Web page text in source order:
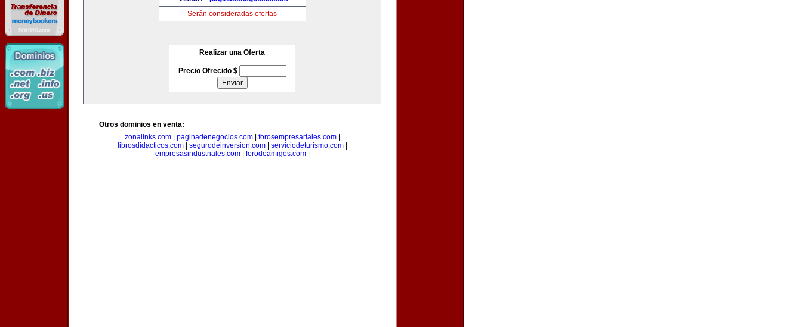
Serán consideradas ofertas
Realizar una Oferta
Precio Ofrecido $
Otros dominios en venta:
zonalinks.com| paginadenegocios.com| forosempresariales.com|
librosdidacticos.com| segurodeinversion.com| serviciodeturismo.com|
empresasindustriales.com| forodeamigos.com|